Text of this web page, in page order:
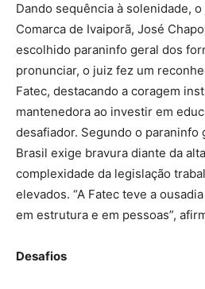
Dando sequência à solenidade,
Comarca de Ivaiporã, José
escolhido paraninfo geral dos
pronunciar, o juiz fez um
Fatec, destacando a coragem
mantenedora ao investir em
desafiador. Segundo o paraninfo
Brasil exige bravura diante da
complexidade da legislação
elevados. “A Fatec teve a
em estrutura e em pessoas”,
Desafios